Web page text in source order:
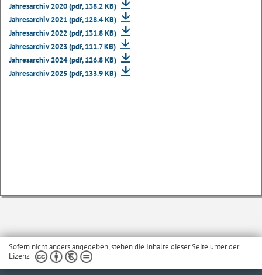
Jahresarchiv 2020 (pdf, 138.2 KB)
Jahresarchiv 2021 (pdf, 128.4 KB)
Jahresarchiv 2022 (pdf, 131.8 KB)
Jahresarchiv 2023 (pdf, 111.7 KB)
Jahresarchiv 2024 (pdf, 126.8 KB)
Jahresarchiv 2025 (pdf, 133.9 KB)
Sofern nicht anders angegeben, stehen die Inhalte dieser Seite unter der
Lizenz